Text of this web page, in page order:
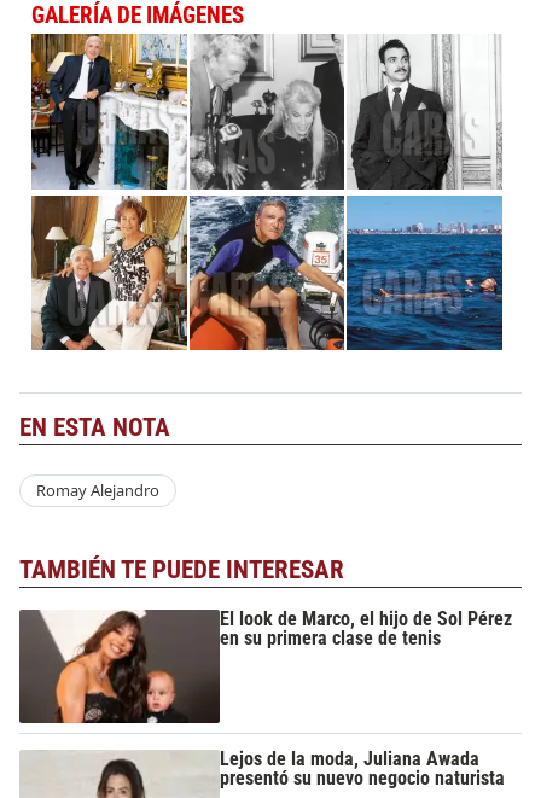
GALERÍA DE IMÁGENES
EN ESTA NOTA
Romay Alejandro
TAMBIÉN TE PUEDE INTERESAR
El look de Marco, el hijo de Sol Pérez
en su primera clase de tenis
Lejos de la moda, Juliana Awada
presentó su nuevo negocio naturista